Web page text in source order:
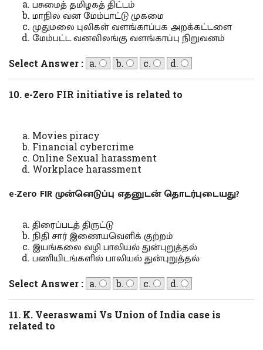
பசுமைத் தமிழகத் திட்டம்
மாநில வன மேம்பாட்டு முகமை
முதுமலை புலிகள் வளங்காப்பக அறக்கட்டளை
மேம்பட்ட வனவிலங்கு வளங்காப்பு நிறுவனம்
Select Answer : a. b. c. d.
10. e-Zero FIR initiative is related to
Movies piracy
Financial cybercrime
Online Sexual harassment
Workplace harassment
e-Zero FIR முன்னெடுப்பு எதனுடன் தொடர்புடையது?
திரைப்படத் திருட்டு
நிதி சார் இணையவெளிக் குற்றம்
இயங்கலை வழி பாலியல் துன்புறுத்தல்
பணியிடங்களில் பாலியல் துன்புறுத்தல்
Select Answer : a. b. c. d.
11. K. Veeraswami Vs Union of India case is
related to